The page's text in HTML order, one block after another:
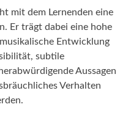
mit dem Lernenden eine
Er trägt dabei eine hohe
Entwicklung
subtile
Aussagen
Verhalten